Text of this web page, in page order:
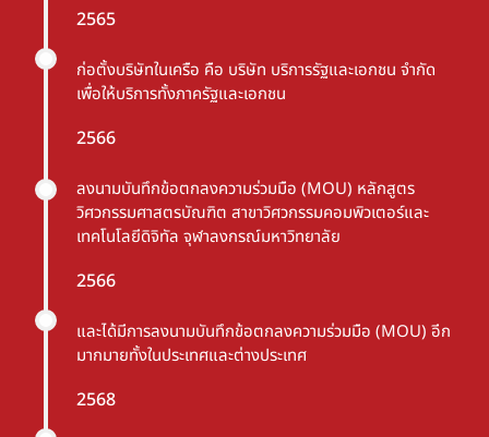
2565
ก่อตั้งบริษัทในเครือ คือ บริษัท บริการรัฐและเอกชน จำกัด
เพื่อให้บริการทั้งภาครัฐและเอกชน
2566
ลงนามบันทึกข้อตกลงความร่วมมือ (MOU) หลักสูตร
วิศวกรรมศาสตรบัณฑิต สาขาวิศวกรรมคอมพิวเตอร์และ
เทคโนโลยีดิจิทัล จุฬาลงกรณ์มหาวิทยาลัย
2566
และได้มีการลงนามบันทึกข้อตกลงความร่วมมือ (MOU) อีก
มากมายทั้งในประเทศและต่างประเทศ
2568